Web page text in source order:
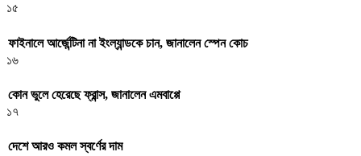
১৫
ফাইনালে আর্জেন্টিনা না ইংল্যান্ডকে চান, জানালেন স্পেন কোচ
১৬
কোন ভুলে হেরেছে ফ্রান্স, জানালেন এমবাপ্পে
১৭
দেশে আরও কমল স্বর্ণের দাম